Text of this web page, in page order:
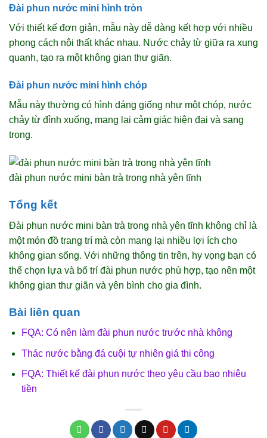
Đài phun nước mini hình tròn
Với thiết kế đơn giản, mẫu này dễ dàng kết hợp với nhiều
phong cách nội thất khác nhau. Nước chảy từ giữa ra xung
quanh, tạo ra một không gian thư giãn.
Đài phun nước mini hình chóp
Mẫu này thường có hình dáng giống như một chóp, nước
chảy từ đỉnh xuống, mang lại cảm giác hiện đại và sang
trọng.
đài phun nước mini bàn trà trong nhà yên tĩnh
Tổng kết
Đài phun nước mini bàn trà trong nhà yên tĩnh không chỉ là
một món đồ trang trí mà còn mang lại nhiều lợi ích cho
không gian sống. Với những thông tin trên, hy vọng bạn có
thể chọn lựa và bố trí đài phun nước phù hợp, tạo nên một
không gian thư giãn và yên bình cho gia đình.
Bài liên quan
FQA: Có nên làm đài phun nước trước nhà không
Thác nước bằng đá cuội tự nhiên giá thi công
FQA: Thiết kế đài phun nước theo yêu cầu bao nhiêu
tiền